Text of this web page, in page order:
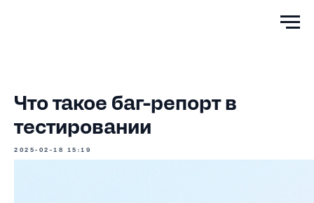
Что такое баг-репорт в
тестировании
2025-02-18 15:19